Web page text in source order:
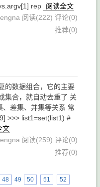
rep
阅读全文
阅读(222) 评论(0)
推荐(0)
的数据组合，它的主要
集合，就自动去重了 关
、差集、并集等关系 常
>>> list1=set(list1) #
文
阅读(259) 评论(0)
推荐(0)
48 49 50 51 52